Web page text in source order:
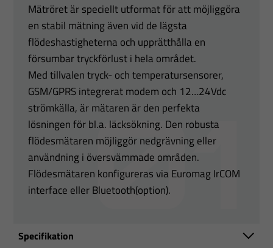
Mätröret är speciellt utformat för att möjliggöra
en stabil mätning även vid de lägsta
flödeshastigheterna och upprätthålla en
försumbar tryckförlust i hela området.
Med tillvalen tryck- och temperatursensorer,
GSM/GPRS integrerat modem och 12…24Vdc
strömkälla, är mätaren är den perfekta
lösningen för bl.a. läcksökning. Den robusta
flödesmätaren möjliggör nedgrävning eller
användning i översvämmade områden.
Flödesmätaren konfigureras via Euromag IrCOM
interface eller Bluetooth(option).
Specifikation